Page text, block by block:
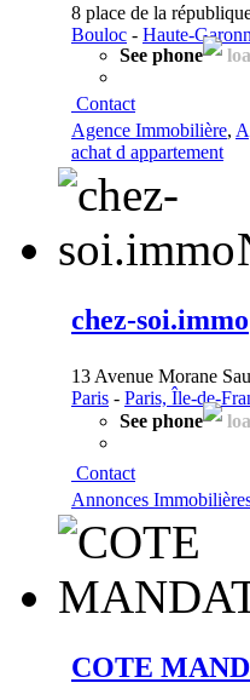
8 place de la
Bouloc - Haute-
See phone
Contact
Agence Immobilière,
achat d appartement
chez-soi.immo
13 Avenue Morane
Paris - Paris, Île-de-
See phone
Contact
Annonces
COTE